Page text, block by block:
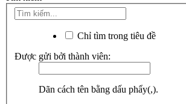
Chỉ tìm trong tiêu đề
Được gửi bởi thành viên:
Dãn cách tên bằng dấu phẩy(,).